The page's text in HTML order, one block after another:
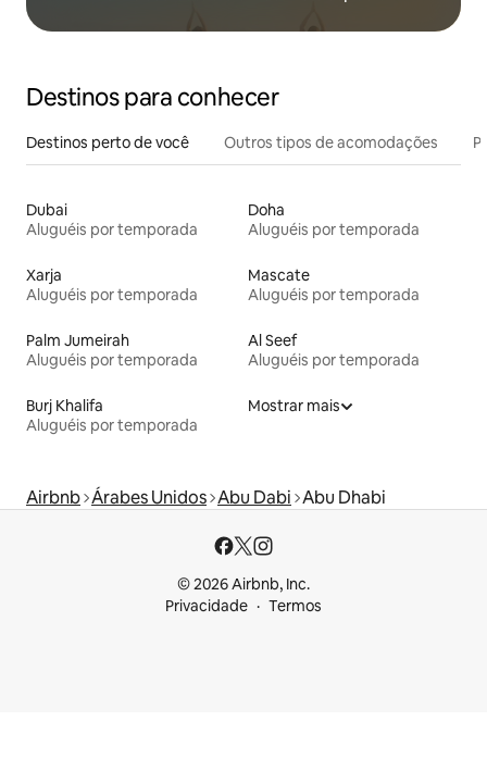
Destinos para conhecer
Destinos perto de você Outros tipos de acomodações
Dubai
Aluguéis por temporada
Doha
Aluguéis por temporada
Xarja
Aluguéis por temporada
Mascate
Aluguéis por temporada
Palm Jumeirah
Aluguéis por temporada
Al Seef
Aluguéis por temporada
Burj Khalifa
Aluguéis por temporada
Mostrar mais
Airbnb Árabes Unidos Abu Dabi Abu Dhabi
© 2026 Airbnb, Inc.
Privacidade
Termos